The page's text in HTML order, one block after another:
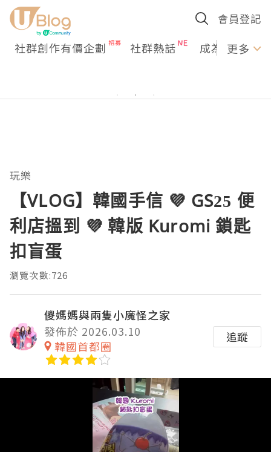
會員登記
社群創作有價企劃 社群熱話 成為U更多
玩樂
【VLOG】韓國手信 💜 GS25 便
利店搵到 💜 韓版 Kuromi 鎖匙
扣盲蛋
瀏覽次數:726
儍媽媽與兩隻小魔怪之家
發佈於 2026.03.10
韓國首都圈
追蹤